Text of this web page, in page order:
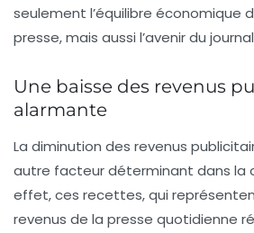
seulement l’équilibre économique
presse, mais aussi l’avenir du
Une baisse des revenus
alarmante
La diminution des revenus
autre facteur déterminant dans la
effet, ces recettes, qui
revenus de la presse quotidienne